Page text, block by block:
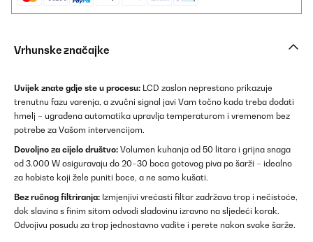
Vrhunske značajke
Uvijek znate gdje ste u procesu: LCD zaslon neprestano prikazuje
trenutnu fazu varenja, a zvučni signal javi Vam točno kada treba dodati
hmelj – ugrađena automatika upravlja temperaturom i vremenom bez
potrebe za Vašom intervencijom.
Dovoljno za cijelo društvo: Volumen kuhanja od 50 litara i grijna snaga
od 3.000 W osiguravaju do 20–30 boca gotovog piva po šarži – idealno
za hobiste koji žele puniti boce, a ne samo kušati.
Bez ručnog filtriranja: Izmjenjivi vrećasti filtar zadržava trop i nečistoće,
dok slavina s finim sitom odvodi sladovinu izravno na sljedeći korak.
Odvojivu posudu za trop jednostavno vadite i perete nakon svake šarže.